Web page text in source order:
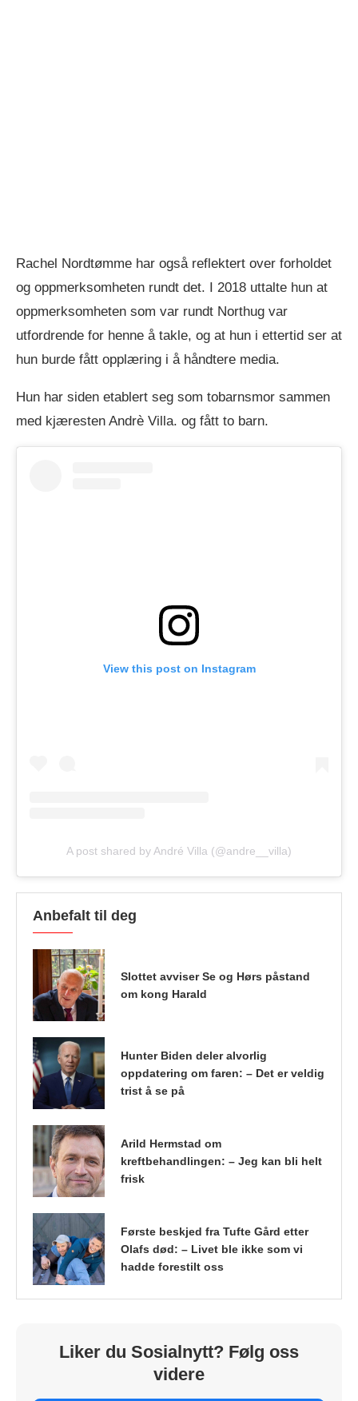
Rachel Nordtømme har også reflektert over forholdet
og oppmerksomheten rundt det. I 2018 uttalte hun at
oppmerksomheten som var rundt Northug var
utfordrende for henne å takle, og at hun i ettertid ser at
hun burde fått opplæring i å håndtere media.
Hun har siden etablert seg som tobarnsmor sammen
med kjæresten Andrè Villa. og fått to barn.
View this post on Instagram
A post shared by André Villa (@andre__villa)
Anbefalt til deg
Slottet avviser Se og Hørs påstand
om kong Harald
Hunter Biden deler alvorlig
oppdatering om faren: – Det er veldig
trist å se på
Arild Hermstad om
kreftbehandlingen: – Jeg kan bli helt
frisk
Første beskjed fra Tufte Gård etter
Olafs død: – Livet ble ikke som vi
hadde forestilt oss
Liker du Sosialnytt? Følg oss
videre